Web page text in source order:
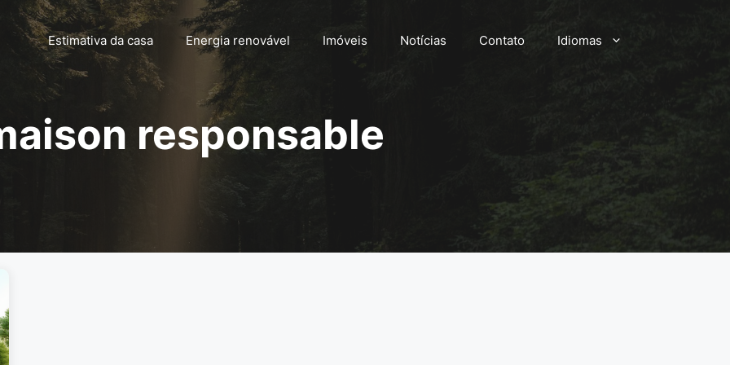
Estimativa da casa Energia renovável Imóveis Notícias Contato Idiomas
responsable